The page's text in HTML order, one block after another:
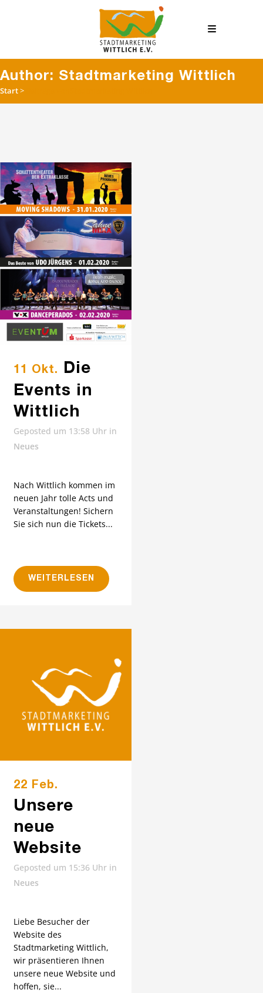
Author: Stadtmarketing Wittlich
Start>
11 Okt.
Die
Events in
Wittlich
Geposted um 13:58 Uhr in
Neues
Nach Wittlich kommen im
neuen Jahr tolle Acts und
Veranstaltungen! Sichern
Sie sich nun die Tickets...
WEITERLESEN
22 Feb.
Unsere
neue
Website
Geposted um 15:36 Uhr in
Neues
Liebe Besucher der
Website des
Stadtmarketing Wittlich,
wir präsentieren Ihnen
unsere neue Website und
hoffen, sie...